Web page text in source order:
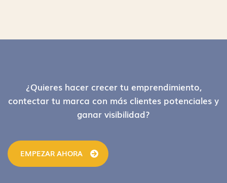
Footer¿Quieres hacer crecer tu emprendimiento,
contectar tu marca con más clientes potenciales y
ganar visibilidad?
EMPEZAR AHORA